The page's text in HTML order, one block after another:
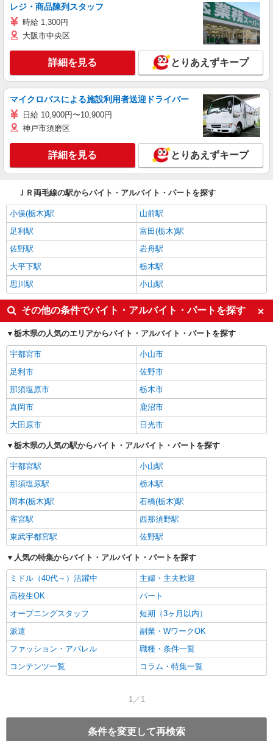
レジ・商品陳列スタッフ
時給 1,300円
大阪市中央区
詳細を見る とりあえずキープ
マイクロバスによる施設利用者送迎ドライバー
日給 10,900円〜10,900円
神戸市須磨区
詳細を見る とりあえずキープ
ＪＲ両毛線の駅からバイト・アルバイト・パートを探す
小俣(栃木)駅
山前駅
足利駅
富田(栃木)駅
佐野駅
岩舟駅
大平下駅
栃木駅
思川駅
小山駅
その他の条件でバイト・アルバイト・パートを探す
栃木県の人気のエリアからバイト・アルバイト・パートを探す
宇都宮市
小山市
足利市
佐野市
那須塩原市
栃木市
真岡市
鹿沼市
大田原市
日光市
栃木県の人気の駅からバイト・アルバイト・パートを探す
宇都宮駅
小山駅
那須塩原駅
栃木駅
岡本(栃木)駅
石橋(栃木)駅
雀宮駅
西那須野駅
東武宇都宮駅
佐野駅
人気の特集からバイト・アルバイト・パートを探す
ミドル（40代～）活躍中
主婦・主夫歓迎
高校生OK
パート
オープニングスタッフ
短期（3ヶ月以内）
派遣
副業・WワークOK
ファッション・アパレル
職種・条件一覧
コンテンツ一覧
コラム・特集一覧
1／1
条件を変更して再検索